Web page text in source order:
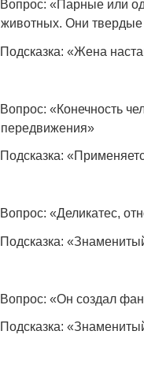
Вопрос: «Парные или
животных. Они твердые
Подсказка: «Жена
Вопрос: «Конечность
передвижения»
Подсказка:
Вопрос: «Деликатес,
Подсказка:
Вопрос: «Он создал
Подсказка: